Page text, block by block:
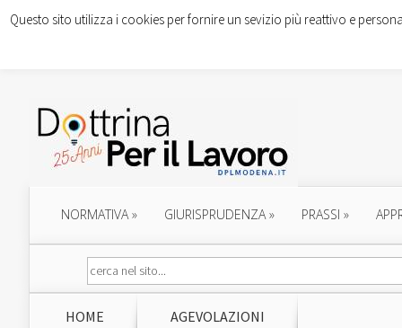
NORMATIVA» GIURISPRUDENZA» PRASSI »
HOME AGEVOLAZIONI
Questo sito utilizza i cookies per fornire un sevizio più reattivo e